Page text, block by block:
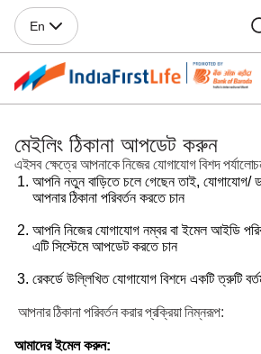
En
মেইলিং ঠিকানা আপডেট করুন
এইসব ক্ষেত্রে আপনাকে নিজের যোগাযোগ বিশদ
আপনি নতুন বাড়িতে চলে গেছেন তাই, যোগাযোগ/
আপনার ঠিকানা পরিবর্তন করতে চান
আপনি নিজের যোগাযোগ নম্বর বা ইমেল আইডি
এটি সিস্টেমে আপডেট করতে চান
রেকর্ডে উল্লিখিত যোগাযোগ বিশদে একটি ত্রুটি
আপনার ঠিকানা পরিবর্তন করার প্রক্রিয়া নিম্নরূপ:
আমাদের ইমেল করুন: